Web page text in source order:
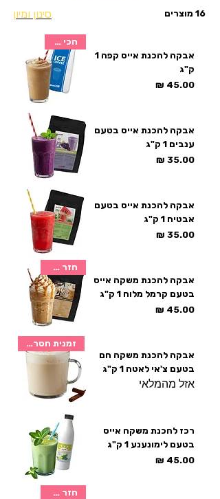
16 מוצרים סינון ומיון
הכי נמכר
אבקה להכנת אייס קפה 1
ק"ג
מחיר‏45.00 ‏₪
אבקה להכנת אייס בטעם
ענבים 1 ק"ג
מחיר‏35.00 ‏₪
אבקה להכנת אייס בטעם
אבטיח 1 ק"ג
מחיר‏35.00 ‏₪
חזר למלאי
אבקה להכנת משקה אייס
בטעם קרמל מלוח 1 ק"ג
מחיר‏45.00 ‏₪
זמנית חסר במלאי
אבקה להכנת משקה חם
בטעם צ'אי לאטה 1 ק"ג
אזל מהמלאי
רכז להכנת משקה אייס
בטעם לימונענע 1 ק"ג
מחיר‏45.00 ‏₪
חזר למלאי